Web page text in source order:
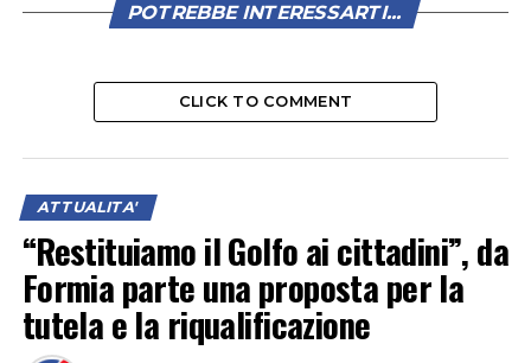
POTREBBE INTERESSARTI...
CLICK TO COMMENT
ATTUALITA'
“Restituiamo il Golfo ai cittadini”, da
Formia parte una proposta per la
tutela e la riqualificazione